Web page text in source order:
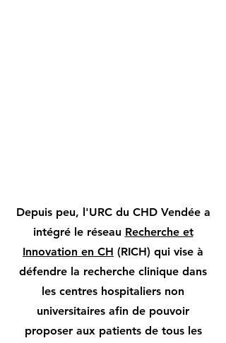
Depuis peu, l'URC du CHD Vendée a
intégré le réseau Recherche et
Innovation en CH (RICH) qui vise à
défendre la recherche clinique dans
les centres hospitaliers non
universitaires afin de pouvoir
proposer aux patients de tous les